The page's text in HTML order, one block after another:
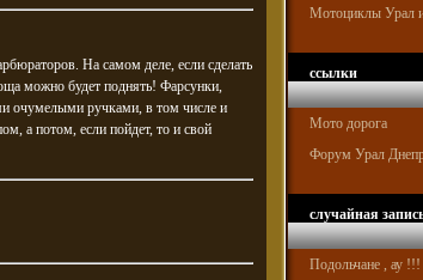
На самом деле, если сделать
можно будет поднять! Фарсунки,
очумелыми ручками, в том числе и
а потом, если пойдет, то и свой
Мотоциклы Урал
ссылки
Мото дорога
Форум Урал
случайная
Подольчане , ау !!!